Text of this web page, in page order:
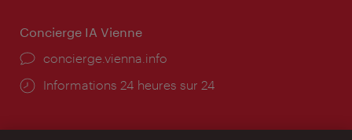
Concierge IA Vienne
Ort:
concierge.vienna.info
Öffnungszeiten:
Informations 24 heures sur 24